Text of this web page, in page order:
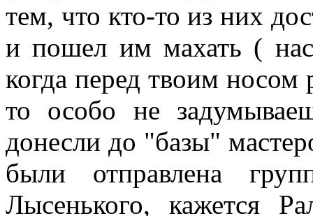
тем, что кто-то из них
и пошел им махать (
когда перед твоим носом
то особо не
донесли до "базы"
были отправлена
Лысенького, кажется